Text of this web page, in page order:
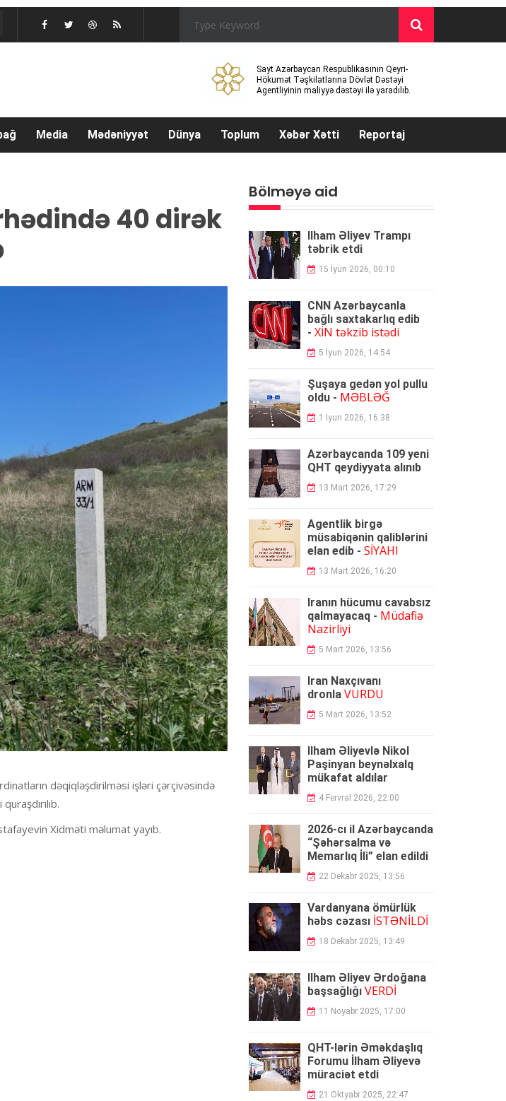
Sayt Azərbaycan Respublikasının Qeyri-
Hökumət Təşkilatlarına Dövlət Dəstəyi
Agentliyinin maliyyə dəstəyi ilə yaradılıb.
Media Mədəniyyət Dünya Toplum Xəbər Xətti Reportaj
40 dirək
dəqiqləşdirilməsi işləri çərçivəsində
Xidməti məlumat yayıb.
Bölməyə aid
İlham Əliyev Trampı
təbrik etdi
15 İyun 2026, 00:10
CNN Azərbaycanla
bağlı saxtakarlıq edib
- XİN təkzib istədi
5 İyun 2026, 14:54
Şuşaya gedən yol pullu
oldu - MƏBLƏĞ
1 İyun 2026, 16:38
Azərbaycanda 109 yeni
QHT qeydiyyata alınıb
13 Mart 2026, 17:29
Agentlik birgə
müsabiqənin qaliblərini
elan edib - SİYAHI
13 Mart 2026, 16:20
İranın hücumu cavabsız
qalmayacaq - Müdafiə
Nazirliyi
5 Mart 2026, 13:56
İran Naxçıvanı
dronla VURDU
5 Mart 2026, 13:52
İlham Əliyevlə Nikol
Paşinyan beynəlxalq
mükafat aldılar
4 Fervral 2026, 22:00
2026-cı il Azərbaycanda
“Şəhərsalma və
Memarlıq İli” elan edildi
22 Dekabr 2025, 13:56
Vardanyana ömürlük
həbs cəzası İSTƏNİLDİ
18 Dekabr 2025, 13:49
İlham Əliyev Ərdoğana
başsağlığı VERDİ
11 Noyabr 2025, 17:00
QHT-lərin Əməkdaşlıq
Forumu İlham Əliyevə
müraciət etdi
21 Oktyabr 2025, 22:47